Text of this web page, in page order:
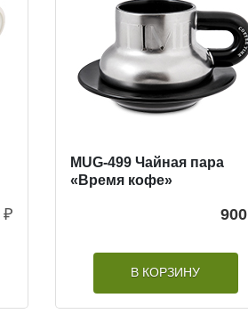
₽
MUG-499 Чайная пара
«Время кофе»
900
В КОРЗИНУ